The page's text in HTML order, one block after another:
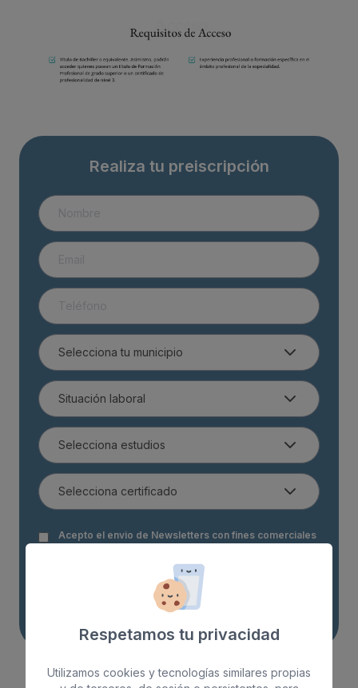
Realiza tu preiscripción
Acepto el envio de Newsletters con fines comerciales
Realizar preinscripción
Respetamos tu privacidad
Utilizamos cookies y tecnologías similares propias